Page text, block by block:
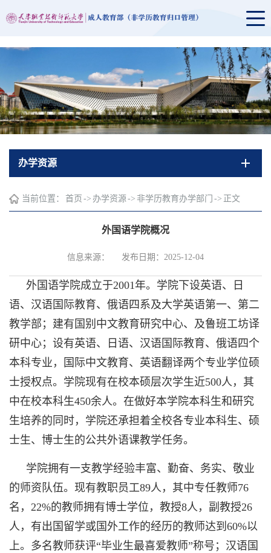
办学资源
当前位置： 首页 -> 办学资源 -> 非学历教育办学部门 -> 正文
外国语学院概况
信息来源： 发布日期：2025-12-04
外国语学院成立于2001年。学院下设英语、日
语、汉语国际教育、俄语四系及大学英语第一、第二
教学部；建有国别中文教育研究中心、及鲁班工坊译
研中心；设有英语、日语、汉语国际教育、俄语四个
本科专业，国际中文教育、英语翻译两个专业学位硕
士授权点。学院现有在校本硕层次学生近500人，其
中在校本科生450余人。在做好本学院本科生和研究
生培养的同时，学院还承担着全校各专业本科生、硕
士生、博士生的公共外语课教学任务。
学院拥有一支教学经验丰富、勤奋、务实、敬业
的师资队伍。现有教职员工89人，其中专任教师76
名，22%的教师拥有博士学位，教授8人，副教授26
人，有出国留学或国外工作的经历的教师达到60%以
上。多名教师获评“毕业生最喜爱教师”称号；汉语国